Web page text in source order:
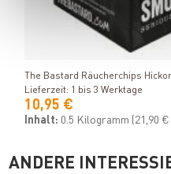
Produkt
The Bastard Räucherchips
Lieferzeit: 1 bis 3 Werktage
10,95 €
Inhalt: 0.5 Kilogramm (21,90
ANDERE